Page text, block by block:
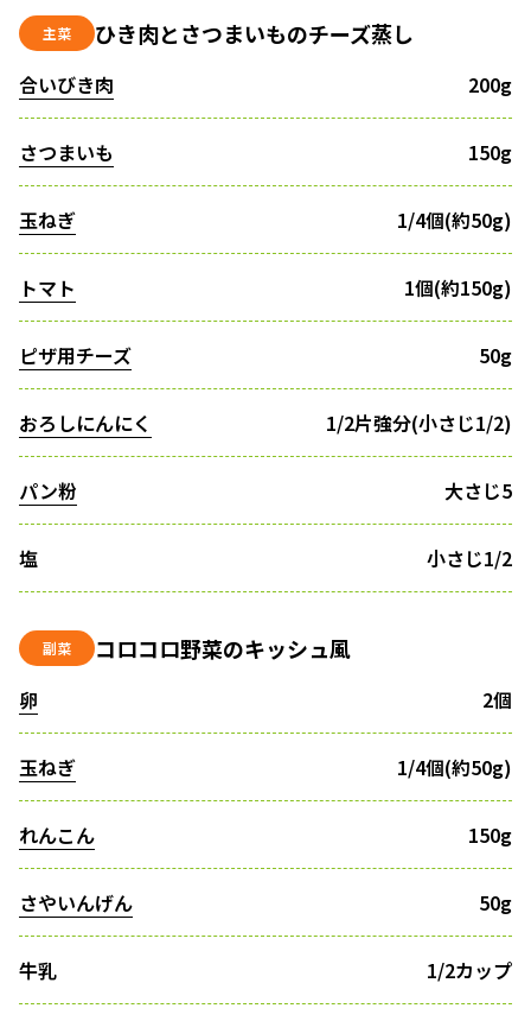
主菜 ひき肉とさつまいものチーズ蒸し
合いびき肉 200g
さつまいも 150g
玉ねぎ 1/4個(約50g)
トマト 1個(約150g)
ピザ用チーズ 50g
おろしにんにく 1/2片強分(小さじ1/2)
パン粉 大さじ5
塩 小さじ1/2
副菜 コロコロ野菜のキッシュ風
卵 2個
玉ねぎ 1/4個(約50g)
れんこん 150g
さやいんげん 50g
牛乳 1/2カップ